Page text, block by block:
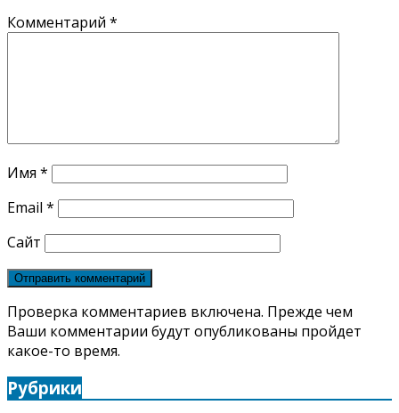
Комментарий *
Имя *
Email *
Сайт
Проверка комментариев включена. Прежде чем
Ваши комментарии будут опубликованы пройдет
какое-то время.
Рубрики